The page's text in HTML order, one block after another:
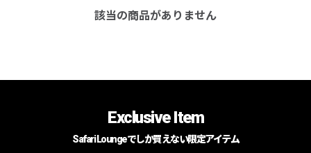
該当の商品がありません
Exclusive Item
Safari Loungeでしか買えない限定アイテム